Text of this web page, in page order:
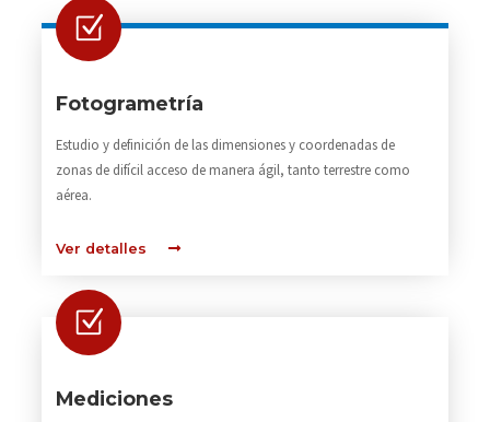
Fotogrametría
Estudio y definición de las dimensiones y coordenadas de
zonas de difícil acceso de manera ágil, tanto terrestre como
aérea.
Ver detalles
Mediciones